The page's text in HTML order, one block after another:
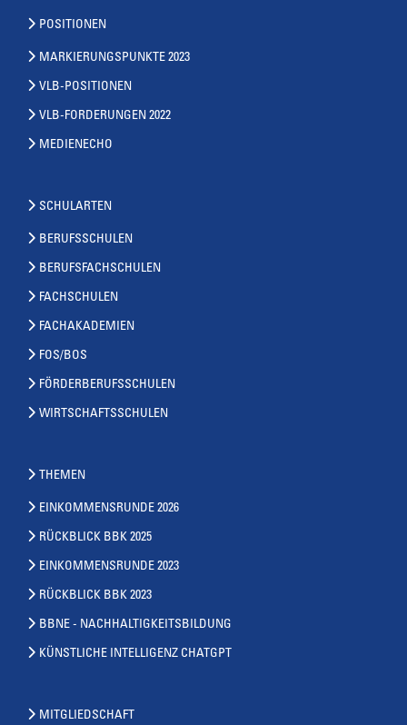
POSITIONEN
MARKIERUNGSPUNKTE 2023
VLB-POSITIONEN
VLB-FORDERUNGEN 2022
MEDIENECHO
SCHULARTEN
BERUFSSCHULEN
BERUFSFACHSCHULEN
FACHSCHULEN
FACHAKADEMIEN
FOS/BOS
FÖRDERBERUFSSCHULEN
WIRTSCHAFTSSCHULEN
THEMEN
EINKOMMENSRUNDE 2026
RÜCKBLICK BBK 2025
EINKOMMENSRUNDE 2023
RÜCKBLICK BBK 2023
BBNE - NACHHALTIGKEITSBILDUNG
KÜNSTLICHE INTELLIGENZ CHATGPT
MITGLIEDSCHAFT